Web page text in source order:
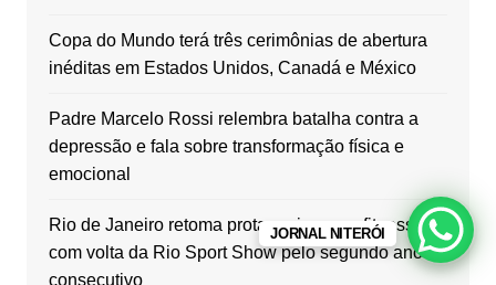
Copa do Mundo terá três cerimônias de abertura
inéditas em Estados Unidos, Canadá e México
Padre Marcelo Rossi relembra batalha contra a
depressão e fala sobre transformação física e
emocional
Rio de Janeiro retoma protagonismo no fitness
com volta da Rio Sport Show pelo segundo ano
consecutivo
JORNAL NITERÓI